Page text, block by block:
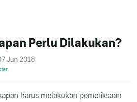
Perlu Dilakukan?
Jun 2018
harus melakukan pemeriksaan